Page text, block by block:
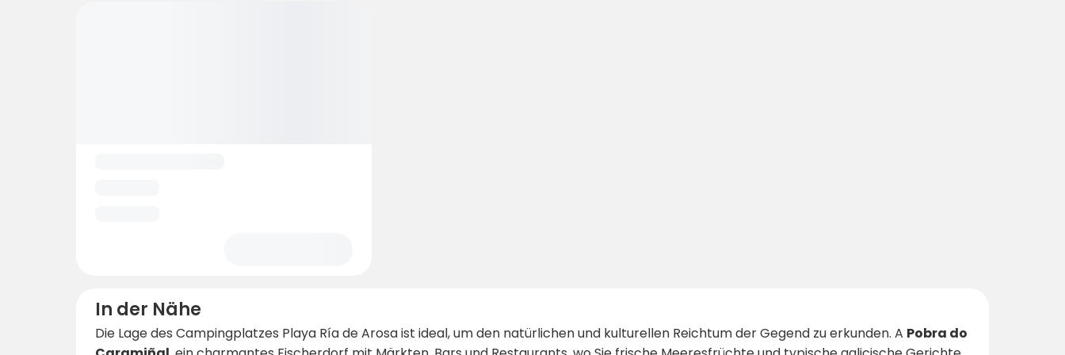
In der Nähe
Die Lage des Campingplatzes Playa Ría de Arosa ist ideal, um den natürlichen und kulturellen Reichtum der Gegend zu erkunden. A Pobra do